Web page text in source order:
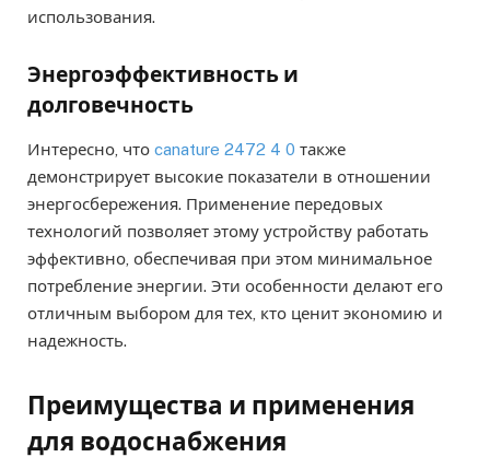
использования.
Энергоэффективность и
долговечность
Интересно, что canature 2472 4 0 также
демонстрирует высокие показатели в отношении
энергосбережения. Применение передовых
технологий позволяет этому устройству работать
эффективно, обеспечивая при этом минимальное
потребление энергии. Эти особенности делают его
отличным выбором для тех, кто ценит экономию и
надежность.
Преимущества и применения
для водоснабжения